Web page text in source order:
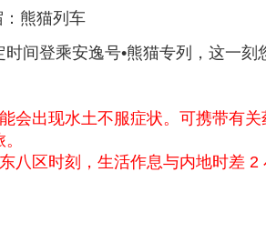
熊猫列车
间登乘安逸号•熊猫专列，这一
会出现水土不服症状。可携带有
八区时刻，生活作息与内地时差